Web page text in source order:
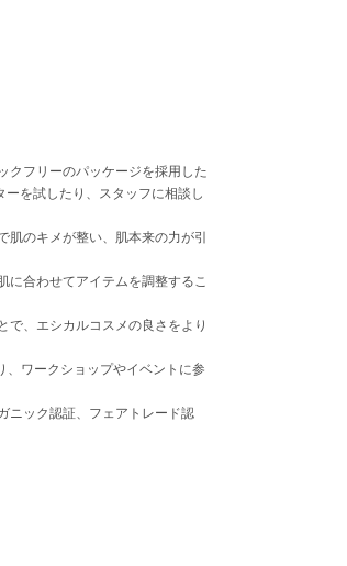
クフリーのパッケージを採用した
を試したり、スタッフに相談し
肌のキメが整い、肌本来の力が引
に合わせてアイテムを調整するこ
で、エシカルコスメの良さをより
、ワークショップやイベントに参
ニック認証、フェアトレード認